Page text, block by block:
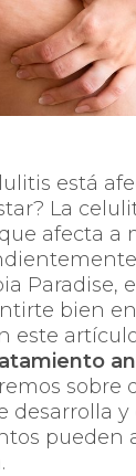
está
La
afecta a
Paradise,
bien
este
sobre
desarrolla y
pueden